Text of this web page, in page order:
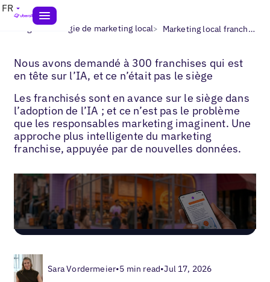
FR
Blogs> Stratégie de marketing local> Marketing local franchise
Nous avons demandé à 300 franchises qui est
en tête sur l’IA, et ce n’était pas le siège
Les franchisés sont en avance sur le siège dans
l’adoption de l’IA ; et ce n’est pas le problème
que les responsables marketing imaginent. Une
approche plus intelligente du marketing
franchise, appuyée par de nouvelles données.
Sara Vordermeier•5 min read•Jul 17, 2026